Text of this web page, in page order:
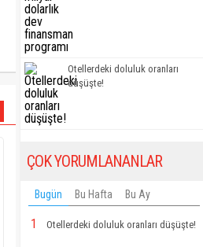
Otellerdeki doluluk oranları
düşüşte!
ÇOK YORUMLANANLAR
Bugün Bu Hafta Bu Ay
1 Otellerdeki doluluk oranları düşüşte!